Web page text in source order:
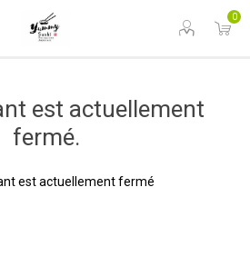
0
est actuellement
fermé.
est actuellement fermé